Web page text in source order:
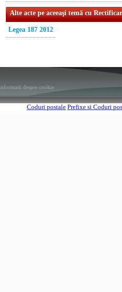
Alte acte pe aceeaşi temă cu
Legea 187 2012
Informatii despre cookie
Coduri postale Prefixe si Coduri